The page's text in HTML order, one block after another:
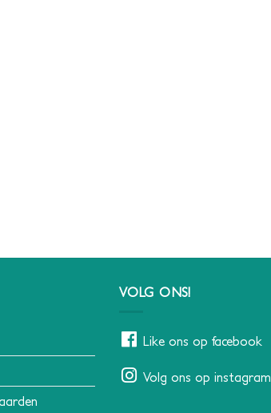
VOLG ONS!
Like ons op facebook
Volg ons op instagram